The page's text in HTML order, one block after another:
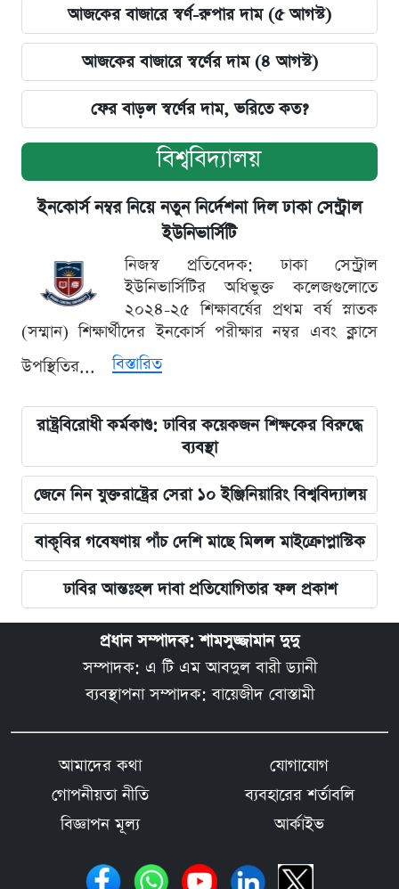
আজকের বাজারে স্বর্ণ-রুপার দাম (৫ আগস্ট)
আজকের বাজারে স্বর্ণের দাম (৪ আগস্ট)
ফের বাড়ল স্বর্ণের দাম, ভরিতে কত?
বিশ্ববিদ্যালয়
ইনকোর্স নম্বর নিয়ে নতুন নির্দেশনা দিল ঢাকা সেন্ট্রাল
ইউনিভার্সিটি
নিজস্ব প্রতিবেদক: ঢাকা সেন্ট্রাল
ইউনিভার্সিটির অধিভুক্ত কলেজগুলোতে
২০২৪-২৫ শিক্ষাবর্ষের প্রথম বর্ষ স্নাতক
(সম্মান) শিক্ষার্থীদের ইনকোর্স পরীক্ষার নম্বর এবং ক্লাসে
উপস্থিতির...
বিস্তারিত
রাষ্ট্রবিরোধী কর্মকাণ্ড: ঢাবির কয়েকজন শিক্ষকের বিরুদ্ধে
ব্যবস্থা
জেনে নিন যুক্তরাষ্ট্রের সেরা ১০ ইঞ্জিনিয়ারিং বিশ্ববিদ্যালয়
বাকৃবির গবেষণায় পাঁচ দেশি মাছে মিলল মাইক্রোপ্লাস্টিক
ঢাবির আন্তঃহল দাবা প্রতিযোগিতার ফল প্রকাশ
প্রধান সম্পাদক: শামসুজ্জামান দুদু
সম্পাদক: এ টি এম আবদুল বারী ড্যানী
ব্যবস্থাপনা সম্পাদক: বায়েজীদ বোস্তামী
আমাদের কথা
যোগাযোগ
গোপনীয়তা নীতি
ব্যবহারের শর্তাবলি
বিজ্ঞাপন মূল্য
আর্কাইভ